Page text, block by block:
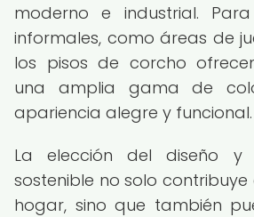
moderno e industrial.
informales, como áreas de
los pisos de corcho
una amplia gama de
apariencia alegre y funcional.
La elección del diseño
sostenible no solo
hogar, sino que también